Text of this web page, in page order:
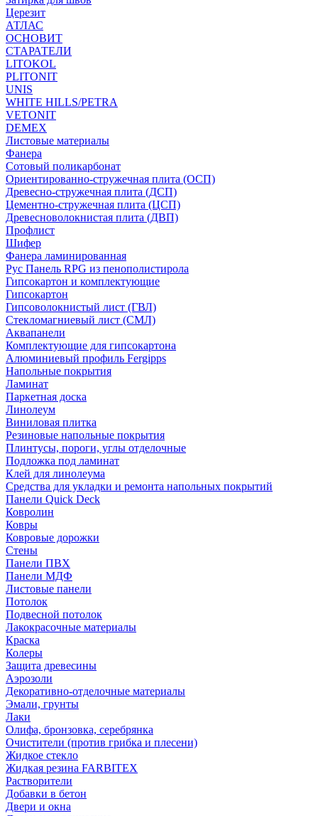
Церезит
АТЛАС
ОСНОВИТ
СТАРАТЕЛИ
LITOKOL
PLITONIT
UNIS
WHITE HILLS/PETRA
VETONIT
DEMEX
Листовые материалы
Фанера
Сотовый поликарбонат
Ориентированно-стружечная плита (ОСП)
Древесно-стружечная плита (ДСП)
Цементно-стружечная плита (ЦСП)
Древесноволокнистая плита (ДВП)
Профлист
Шифер
Фанера ламинированная
Рус Панель RPG из пенополистирола
Гипсокартон и комплектующие
Гипсокартон
Гипсоволокнистый лист (ГВЛ)
Стекломагниевый лист (СМЛ)
Аквапанели
Комплектующие для гипсокартона
Алюминиевый профиль Fergipps
Напольные покрытия
Ламинат
Паркетная доска
Линолеум
Виниловая плитка
Резиновые напольные покрытия
Плинтусы, пороги, углы отделочные
Подложка под ламинат
Клей для линолеума
Средства для укладки и ремонта напольных покрытий
Панели Quick Deck
Ковролин
Ковры
Ковровые дорожки
Стены
Панели ПВХ
Панели МДФ
Листовые панели
Потолок
Подвесной потолок
Лакокрасочные материалы
Краска
Колеры
Защита древесины
Аэрозоли
Декоративно-отделочные материалы
Эмали, грунты
Лаки
Олифа, бронзовка, серебрянка
Очистители (против грибка и плесени)
Жидкое стекло
Жидкая резина FARBITEX
Растворители
Добавки в бетон
Двери и окна